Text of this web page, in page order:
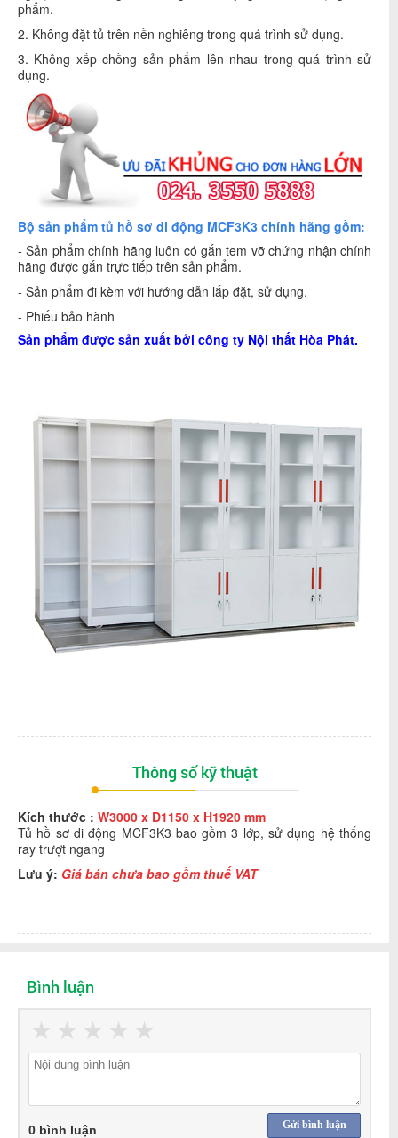
phẩm.
2. Không đặt tủ trên nền nghiêng trong quá trình sử dụng.
3. Không xếp chồng sản phẩm lên nhau trong quá trình sử
dụng.
Bộ sản phẩm tủ hồ sơ di động MCF3K3 chính hãng gồm:
- Sản phẩm chính hãng luôn có gắn tem vỡ chứng nhận chính
hãng được gắn trực tiếp trên sản phẩm.
- Sản phẩm đi kèm với hướng dẫn lắp đặt, sử dụng.
- Phiếu bảo hành
Sản phẩm được sản xuất bởi công ty Nội thất Hòa Phát.
Thông số kỹ thuật
Kích thước : W3000 x D1150 x H1920 mm
Tủ hồ sơ di động MCF3K3 bao gồm 3 lớp, sử dụng hệ thống
ray trượt ngang
Lưu ý: Giá bán chưa bao gồm thuế VAT
Bình luận
★
★
★
★
★
Gửi bình luận
0 bình luận